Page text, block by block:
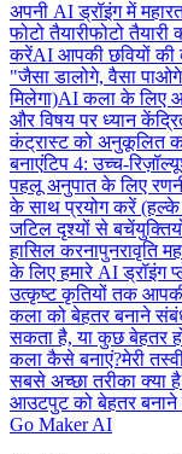
अपनी AI ड्रॉइंग में
फोटो तैयारीफोटो तैयारी
करेंAI आपकी छवियों की
"जैसा डालोगे, वैसा
मिलेगा)AI कला के लिए
और विषय पर ध्यान
कंट्रास्ट को अनुकूलित
बनाएंटिप 4: उच्च-
पहलू अनुपात के लिए
के साथ प्रयोग करें
जटिल दृश्यों से बचें
हासिल करनापुनरावृति
के लिए हमारे AI ड्रॉइंग
उत्कृष्ट कृतियों तक आपकी
कला को बेहतर बनाने
सकता है, या कुछ बेहतर
कला कैसे बनाएं?मेरी
सबसे अच्छा तरीका क्या
आउटपुट को बेहतर
Go Maker AI